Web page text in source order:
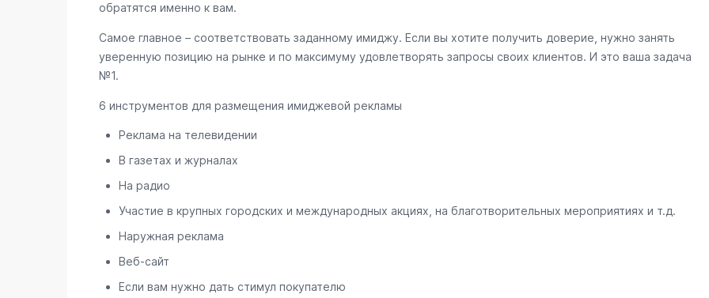
обратятся именно к вам.
Самое главное – соответствовать заданному имиджу. Если вы хотите получить доверие, нужно занять
уверенную позицию на рынке и по максимуму удовлетворять запросы своих клиентов. И это ваша задача
№1.
6 инструментов для размещения имиджевой рекламы
Реклама на телевидении
В газетах и журналах
На радио
Участие в крупных городских и международных акциях, на благотворительных мероприятиях и т.д.
Наружная реклама
Веб-сайт
Если вам нужно дать стимул покупателю